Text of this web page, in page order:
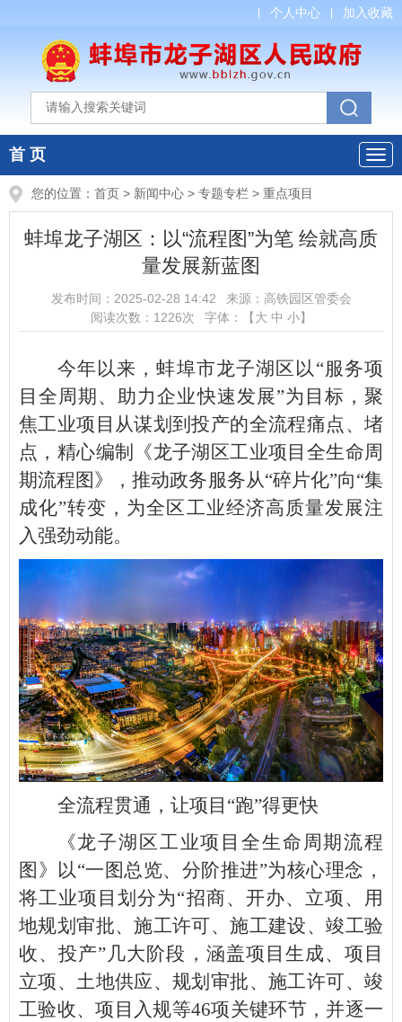
个人中心 加入收藏
首 页
您的位置： 首页 > 新闻中心 > 专题专栏 > 重点项目
蚌埠龙子湖区：以“流程图”为笔 绘就高质
量发展新蓝图
发布时间： 2025-02-28 14:42 来源： 高铁园区管委会
阅读次数： 1226次 字体：【大 中 小】
今年以来，蚌埠市龙子湖区以“服务项
目全周期、助力企业快速发展”为目标，聚
焦工业项目从谋划到投产的全流程痛点、堵
点，精心编制《龙子湖区工业项目全生命周
期流程图》，推动政务服务从“碎片化”向“集
成化”转变，为全区工业经济高质量发展注
入强劲动能。
全流程贯通，让项目“跑”得更快
《龙子湖区工业项目全生命周期流程
图》以“一图总览、分阶推进”为核心理念，
将工业项目划分为“招商、开办、立项、用
地规划审批、施工许可、施工建设、竣工验
收、投产”几大阶段，涵盖项目生成、项目
立项、土地供应、规划审批、施工许可、竣
工验收、项目入规等46项关键环节，并逐一